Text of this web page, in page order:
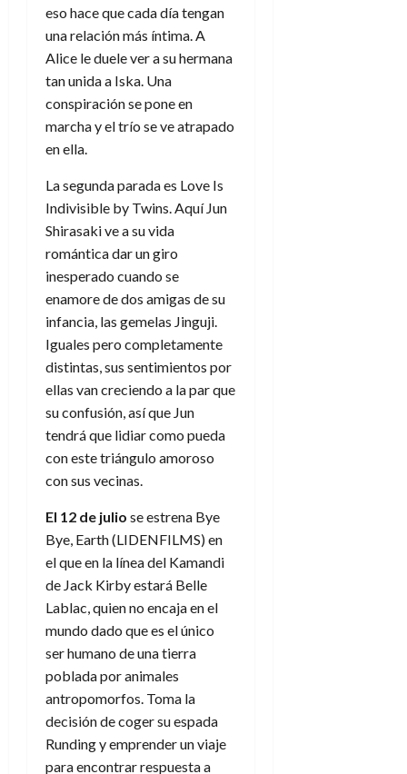
eso hace que cada día tengan
una relación más íntima. A
Alice le duele ver a su hermana
tan unida a Iska. Una
conspiración se pone en
marcha y el trío se ve atrapado
en ella.
La segunda parada es Love Is
Indivisible by Twins. Aquí Jun
Shirasaki ve a su vida
romántica dar un giro
inesperado cuando se
enamore de dos amigas de su
infancia, las gemelas Jinguji.
Iguales pero completamente
distintas, sus sentimientos por
ellas van creciendo a la par que
su confusión, así que Jun
tendrá que lidiar como pueda
con este triángulo amoroso
con sus vecinas.
El 12 de julio se estrena Bye
Bye, Earth(LIDENFILMS) en
el que en la línea del Kamandi
de Jack Kirby estará Belle
Lablac, quien no encaja en el
mundo dado que es el único
ser humano de una tierra
poblada por animales
antropomorfos. Toma la
decisión de coger su espada
Runding y emprender un viaje
para encontrar respuesta a